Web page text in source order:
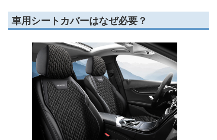
車用シートカバーはなぜ必要？